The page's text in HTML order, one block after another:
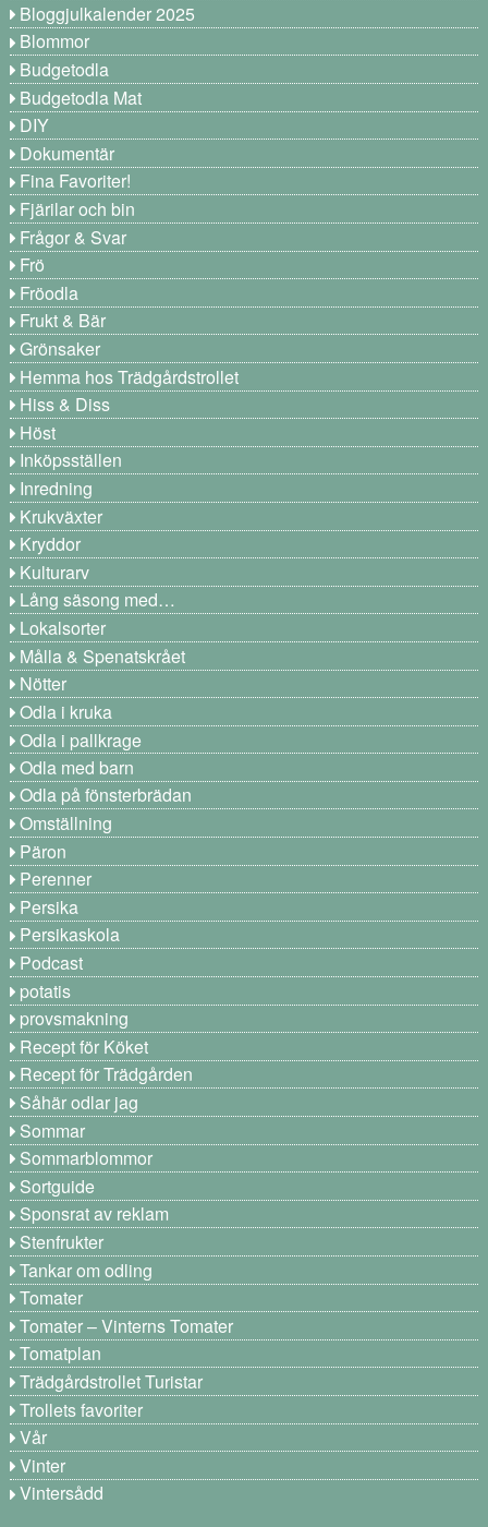
Bloggjulkalender 2025
Blommor
Budgetodla
Budgetodla Mat
DIY
Dokumentär
Fina Favoriter!
Fjärilar och bin
Frågor & Svar
Frö
Fröodla
Frukt & Bär
Grönsaker
Hemma hos Trädgårdstrollet
Hiss & Diss
Höst
Inköpsställen
Inredning
Krukväxter
Kryddor
Kulturarv
Lång säsong med…
Lokalsorter
Målla & Spenatskrået
Nötter
Odla i kruka
Odla i pallkrage
Odla med barn
Odla på fönsterbrädan
Omställning
Päron
Perenner
Persika
Persikaskola
Podcast
potatis
provsmakning
Recept för Köket
Recept för Trädgården
Såhär odlar jag
Sommar
Sommarblommor
Sortguide
Sponsrat av reklam
Stenfrukter
Tankar om odling
Tomater
Tomater – Vinterns Tomater
Tomatplan
Trädgårdstrollet Turistar
Trollets favoriter
Vår
Vinter
Vintersådd